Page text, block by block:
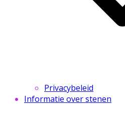
Privacybeleid
Informatie over stenen